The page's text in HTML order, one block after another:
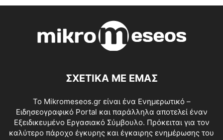
ΣΧΕΤΙΚΑ ΜΕ ΕΜΑΣ
Το Mikromeseos.gr είναι ένα Ενημερωτικό –
Ειδησεογραφικό Portal και παράλληλα αποτελεί έναν
Εξειδικευμένο Εργασιακό Σύμβουλο. Πρόκειται για τον
καλύτερο πάροχο έγκυρης και έγκαιρης ενημέρωσης του